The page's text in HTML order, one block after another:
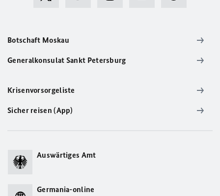
Botschaft Moskau
Generalkonsulat Sankt Petersburg
Krisenvorsorgeliste
Sicher reisen (App)
Auswärtiges Amt
Germania-online